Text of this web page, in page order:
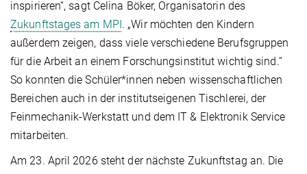
inspirieren“, sagt Celina Böker, Organisatorin des
Zukunftstages am MPI. „Wir möchten den Kindern
außerdem zeigen, dass viele verschiedene Berufsgruppen
für die Arbeit an einem Forschungsinstitut wichtig sind.“
So konnten die Schüler*innen neben wissenschaftlichen
Bereichen auch in der institutseigenen Tischlerei, der
Feinmechanik-Werkstatt und dem IT & Elektronik Service
mitarbeiten.
Am 23. April 2026 steht der nächste Zukunftstag an. Die